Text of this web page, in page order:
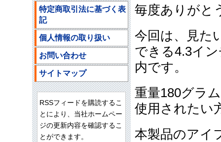
毎度ありがと
今回は、見た
できる4.3イ
内です。
重量180グラ
使用されたい
本製品のアイ
特定商取引法に基づく表
記
個人情報の取り扱い
お問い合わせ
サイトマップ
RSSフィードを購読するこ
とにより、当社ホームペー
ジの更新内容を確認するこ
とができます。